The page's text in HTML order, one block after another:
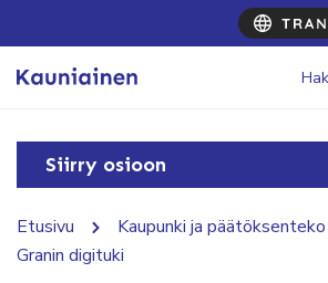
Siirry osioon
Etusivu
Kaupunki ja päätöksenteko
Granin digituki